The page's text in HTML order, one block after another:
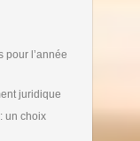
pour l’année
juridique
un choix